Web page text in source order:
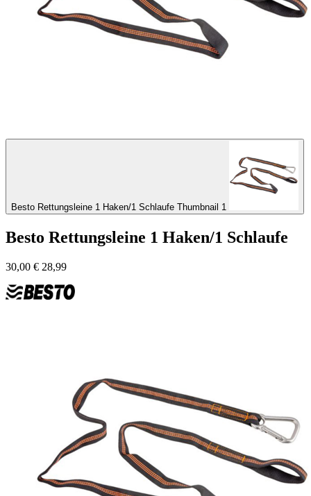
Besto Rettungsleine 1 Haken/1 Schlaufe Thumbnail 1
Besto Rettungsleine 1 Haken/1 Schlaufe
30,00 € 28,99